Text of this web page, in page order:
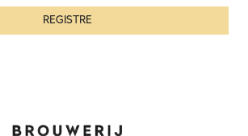
REGISTRE